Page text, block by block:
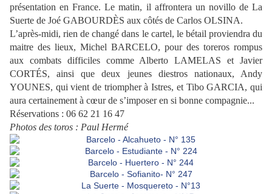
présentation en France. Le matin, il affrontera un novillo de La
Suerte de Joé GABOURDÈS aux côtés de Carlos OLSINA.
L’après-midi, rien de changé dans le cartel, le bétail proviendra du
maitre des lieux, Michel BARCELO, pour des toreros rompus
aux combats difficiles comme Alberto LAMELAS et Javier
CORTÉS, ainsi que deux jeunes diestros nationaux, Andy
YOUNES, qui vient de triompher à Istres, et Tibo GARCIA, qui
aura certainement à cœur de s’imposer en si bonne compagnie...
Réservations : 06 62 21 16 47
Photos des toros : Paul Hermé